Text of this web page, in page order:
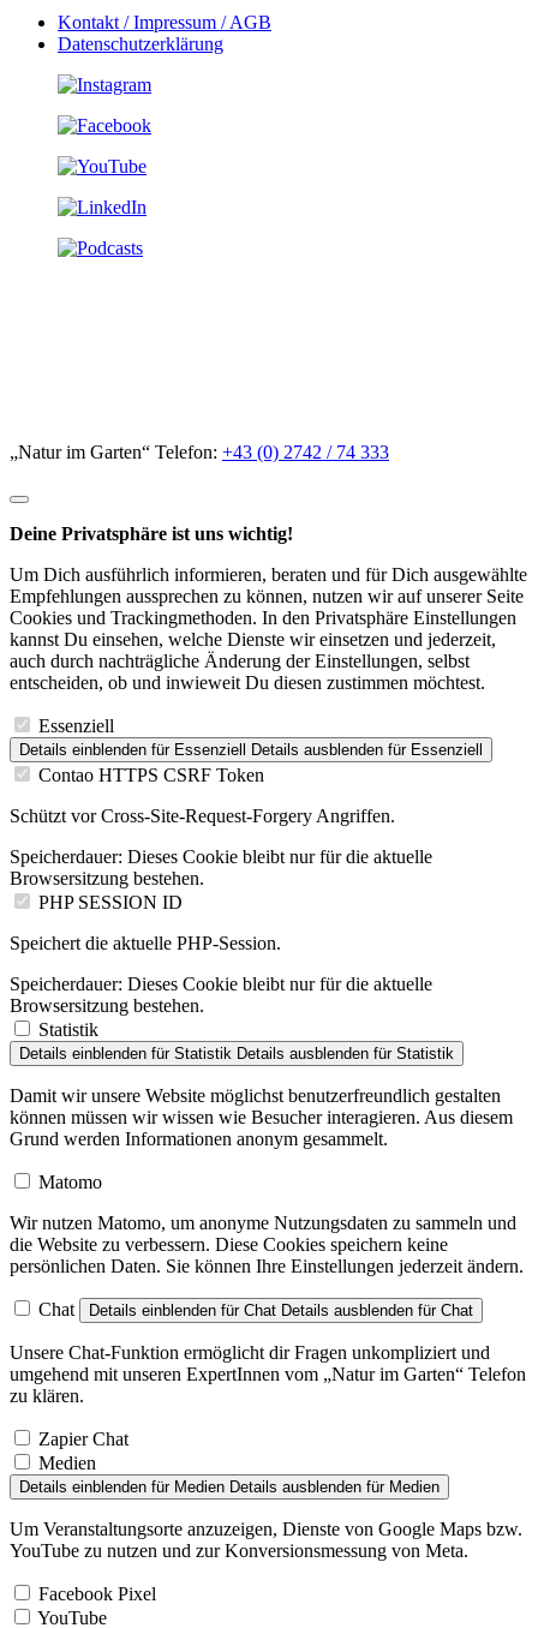
Kontakt / Impressum / AGB
Datenschutzerklärung
„Natur im Garten“ Telefon: +43 (0) 2742 / 74 333
Deine Privatsphäre ist uns wichtig!
Um Dich ausführlich informieren, beraten und für Dich ausgewählte
Empfehlungen aussprechen zu können, nutzen wir auf unserer Seite
Cookies und Trackingmethoden. In den Privatsphäre Einstellungen
kannst Du einsehen, welche Dienste wir einsetzen und jederzeit,
auch durch nachträgliche Änderung der Einstellungen, selbst
entscheiden, ob und inwieweit Du diesen zustimmen möchtest.
Essenziell
Details einblenden für Essenziell Details ausblenden für Essenziell
Contao HTTPS CSRF Token
Schützt vor Cross-Site-Request-Forgery Angriffen.
Speicherdauer: Dieses Cookie bleibt nur für die aktuelle
Browsersitzung bestehen.
PHP SESSION ID
Speichert die aktuelle PHP-Session.
Speicherdauer: Dieses Cookie bleibt nur für die aktuelle
Browsersitzung bestehen.
Statistik
Details einblenden für Statistik Details ausblenden für Statistik
Damit wir unsere Website möglichst benutzerfreundlich gestalten
können müssen wir wissen wie Besucher interagieren. Aus diesem
Grund werden Informationen anonym gesammelt.
Matomo
Wir nutzen Matomo, um anonyme Nutzungsdaten zu sammeln und
die Website zu verbessern. Diese Cookies speichern keine
persönlichen Daten. Sie können Ihre Einstellungen jederzeit ändern.
Chat Details einblenden für Chat Details ausblenden für Chat
Unsere Chat-Funktion ermöglicht dir Fragen unkompliziert und
umgehend mit unseren ExpertInnen vom „Natur im Garten“ Telefon
zu klären.
Zapier Chat
Medien
Details einblenden für Medien Details ausblenden für Medien
Um Veranstaltungsorte anzuzeigen, Dienste von Google Maps bzw.
YouTube zu nutzen und zur Konversionsmessung von Meta.
Facebook Pixel
YouTube